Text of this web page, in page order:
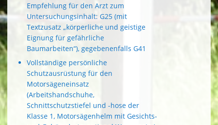
Empfehlung für den Arzt zum
Untersuchungsinhalt: G25 (mit
Textzusatz „körperliche und geistige
Eignung für gefährliche
Baumarbeiten“), gegebenenfalls G41
Vollständige persönliche
Schutzausrüstung für den
Motorsägeneinsatz
(Arbeitshandschuhe,
Schnittschutzstiefel und -hose der
Klasse 1, Motorsägenhelm mit Gesichts-